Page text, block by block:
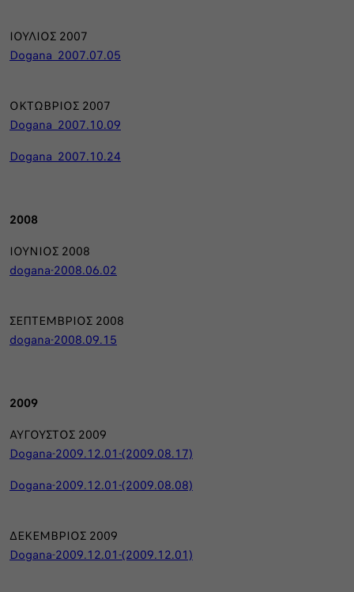
ΙΟΥΛΙΟΣ 2007
Dogana_2007.07.05
ΟΚΤΩΒΡΙΟΣ 2007
Dogana_2007.10.09
Dogana_2007.10.24
2008
ΙΟΥΝΙΟΣ 2008
dogana-2008.06.02
ΣΕΠΤΕΜΒΡΙΟΣ 2008
dogana-2008.09.15
2009
ΑΥΓΟΥΣΤΟΣ 2009
Dogana-2009.12.01-(2009.08.17)
Dogana-2009.12.01-(2009.08.08)
ΔΕΚΕΜΒΡΙΟΣ 2009
Dogana-2009.12.01-(2009.12.01)